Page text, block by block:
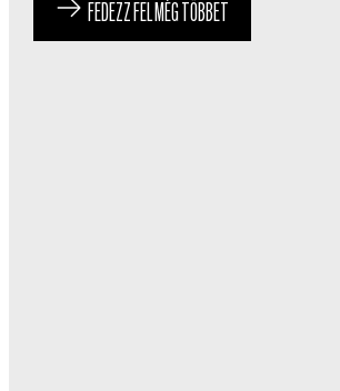
FEDEZZ FEL MÉG TÖBBET